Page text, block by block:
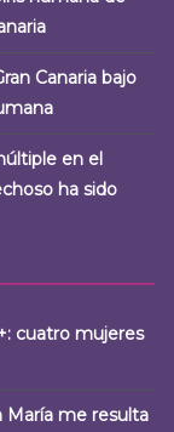
Canaria bajo
en el
ha sido
cuatro mujeres
María me resulta